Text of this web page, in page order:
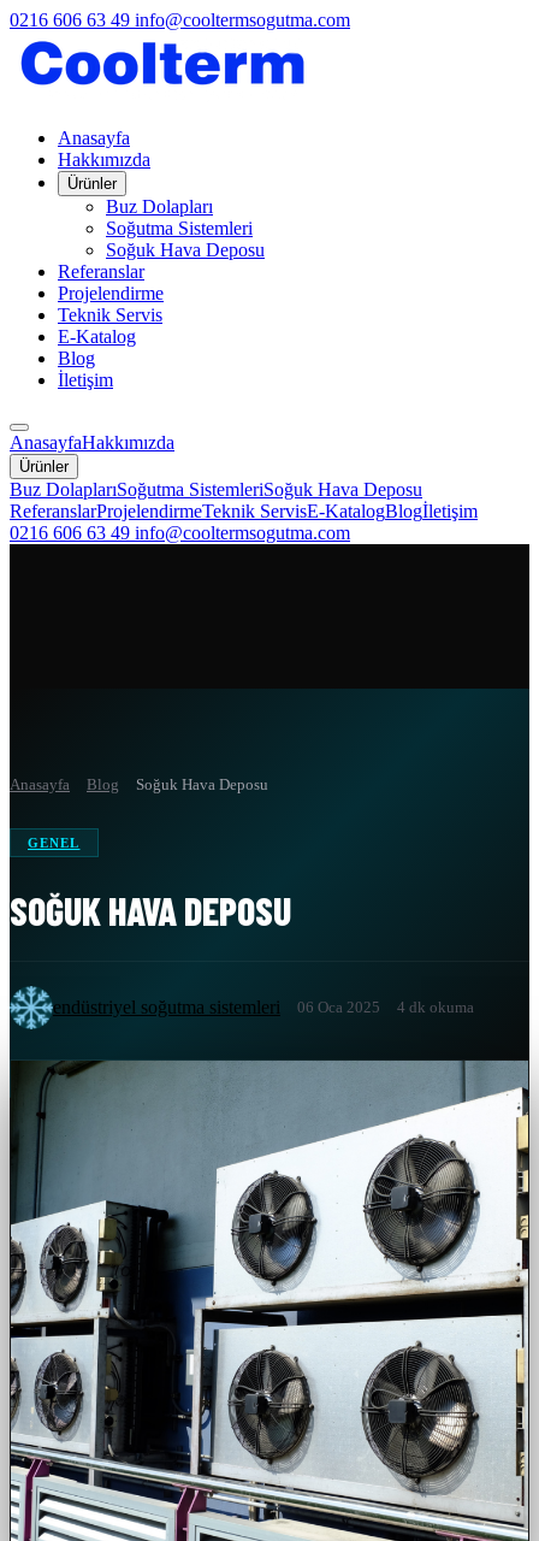
0216 606 63 49 info@cooltermsogutma.com
Anasayfa
Hakkımızda
Ürünler
Buz Dolapları
Soğutma Sistemleri
Soğuk Hava Deposu
Referanslar
Projelendirme
Teknik Servis
E-Katalog
Blog
İletişim
AnasayfaHakkımızda
Ürünler
Buz DolaplarıSoğutma SistemleriSoğuk Hava Deposu
ReferanslarProjelendirmeTeknik ServisE-KatalogBlogİletişim
0216 606 63 49 info@cooltermsogutma.com
Anasayfa Blog Soğuk Hava Deposu
GENEL
SOĞUK HAVA DEPOSU
endüstriyel soğutma sistemleri 06 Oca 2025 4 dk okuma